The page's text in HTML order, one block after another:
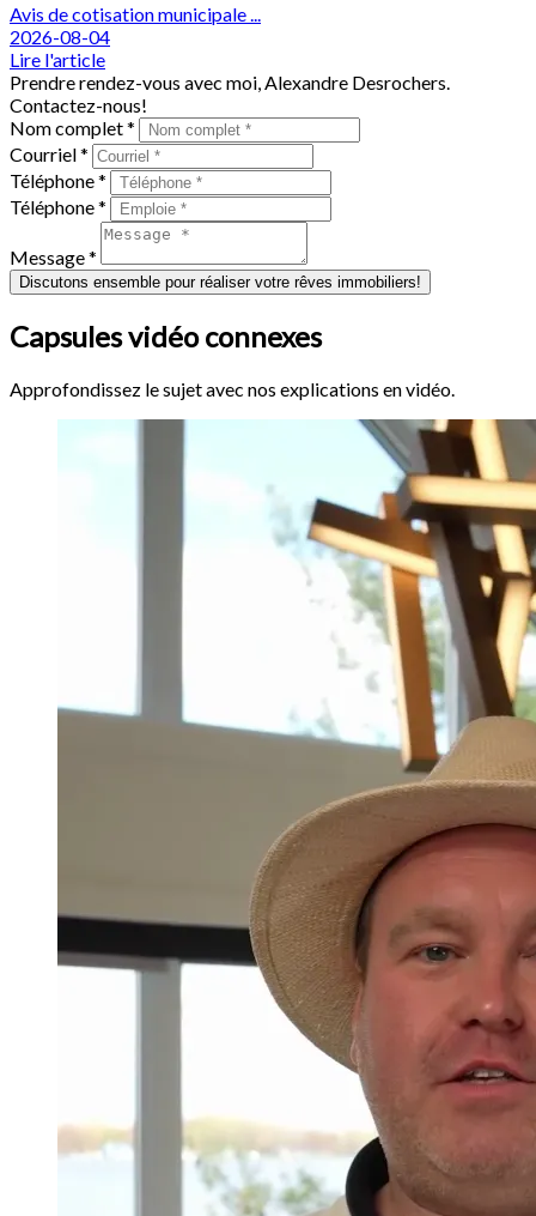
Avis de cotisation municipale ...
2026-08-04
Lire l'article
Prendre rendez-vous avec moi, Alexandre Desrochers.
Contactez-nous!
Nom complet *
Courriel *
Téléphone *
Téléphone *
Message *
Discutons ensemble pour réaliser votre rêves immobiliers!
Capsules vidéo connexes
Approfondissez le sujet avec nos explications en vidéo.